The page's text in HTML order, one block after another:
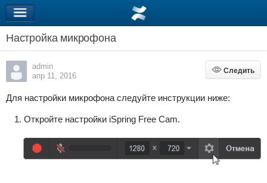
Настройка микрофона
admin
апр 11, 2016
Следить
Следить
Для настройки микрофона следуйте инструкции ниже:
Откройте настройки iSpring Free Cam.